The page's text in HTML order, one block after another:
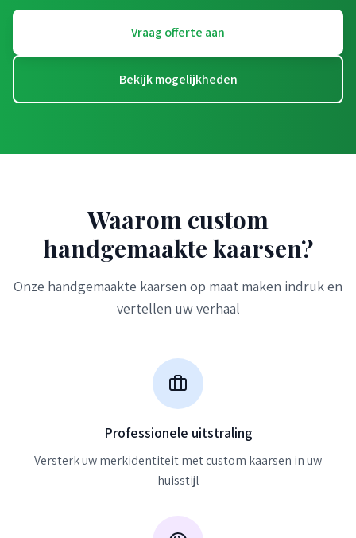
Vraag offerte aan
Bekijk mogelijkheden
Waarom custom
handgemaakte kaarsen?
Onze handgemaakte kaarsen op maat maken indruk en
vertellen uw verhaal
Professionele uitstraling
Versterk uw merkidentiteit met custom kaarsen in uw
huisstijl